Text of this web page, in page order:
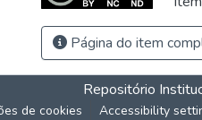
Página do item
Repositório
de cookies Accessibility